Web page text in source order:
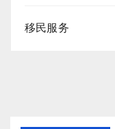
移民服务